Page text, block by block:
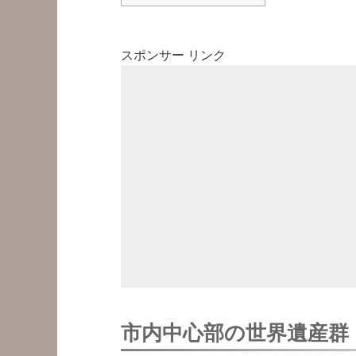
スポンサー リンク
市内中心部の世界遺産群